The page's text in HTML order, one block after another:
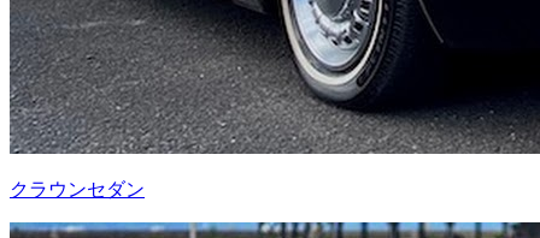
クラウンセダン